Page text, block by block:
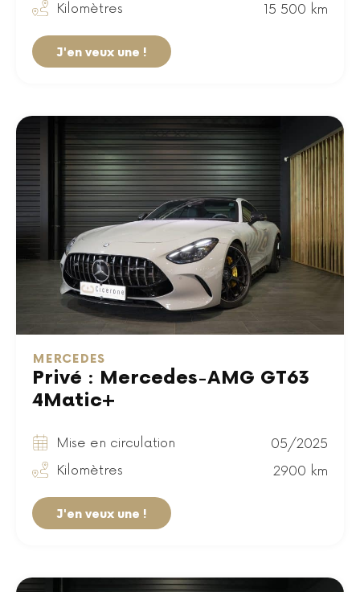
Kilomètres
15 500 km
J'en veux une !
MERCEDES
Privé : Mercedes-AMG GT63
4Matic+
Mise en circulation
05/2025
Kilomètres
2900 km
J'en veux une !